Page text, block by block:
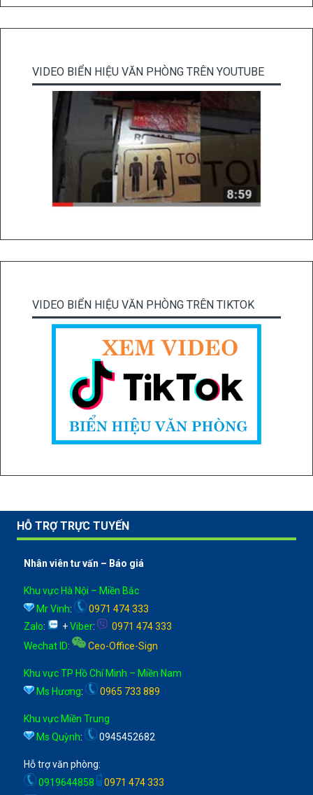
VIDEO BIỂN HIỆU VĂN PHÒNG TRÊN YOUTUBE
VIDEO BIỂN HIỆU VĂN PHÒNG TRÊN TIKTOK
HỖ TRỢ TRỰC TUYẾN
Nhân viên tư vấn – Báo giá
Khu vực Hà Nội – Miền Bắc
Mr Vinh:
0971 474 333
Zalo: +Viber:
0971 474 333
Wechat ID: Ceo-Office-Sign
Khu vực TP Hồ Chí Minh – Miền Nam
Ms Hương: 0965 733 889
Khu vực Miền Trung
Ms Quỳnh: 0945452682
Hỗ trợ văn phòng:
0919644858
0971 474 333